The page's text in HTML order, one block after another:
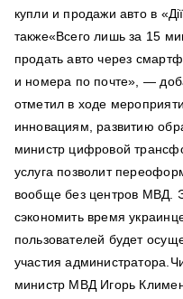
купли и продажи авто в
также«Всего лишь за 15
продать авто через
и номера по почте», —
отметил в ходе
инновациям, развитию
министр цифровой
услуга позволит
вообще без центров МВД.
сэкономить время
пользователей будет
участия
министр МВД Игорь